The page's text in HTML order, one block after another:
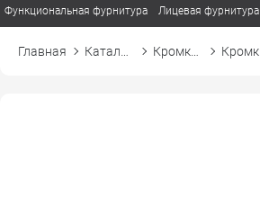
Функциональная фурнитура Лицевая фурнитура
Главная